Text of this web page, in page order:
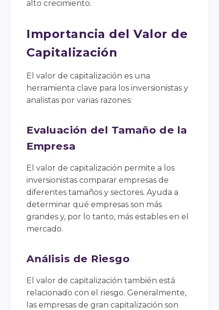
alto crecimiento.
Importancia del Valor de
Capitalización
El valor de capitalización es una
herramienta clave para los inversionistas y
analistas por varias razones:
Evaluación del Tamaño de la
Empresa
El valor de capitalización permite a los
inversionistas comparar empresas de
diferentes tamaños y sectores. Ayuda a
determinar qué empresas son más
grandes y, por lo tanto, más estables en el
mercado.
Análisis de Riesgo
El valor de capitalización también está
relacionado con el riesgo. Generalmente,
las empresas de gran capitalización son